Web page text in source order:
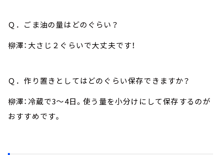
Ｑ．ごま油の量はどのぐらい？
柳澤：大さじ２ぐらいで大丈夫です！
Ｑ．作り置きとしてはどのぐらい保存できますか？
柳澤：冷蔵で3～4日。使う量を小分けにして保存するのが
おすすめです。